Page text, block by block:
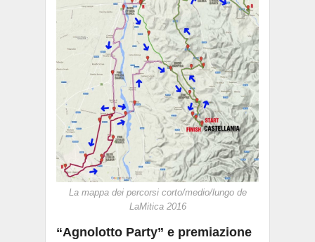
La mappa dei percorsi corto/medio/lungo de
LaMitica 2016
“Agnolotto Party” e premiazione